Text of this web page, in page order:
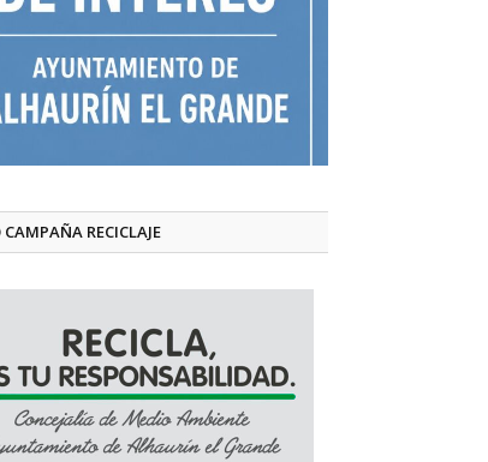
CAMPAÑA RECICLAJE